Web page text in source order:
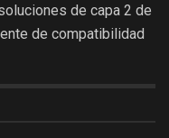
de capa 2 de
de compatibilidad